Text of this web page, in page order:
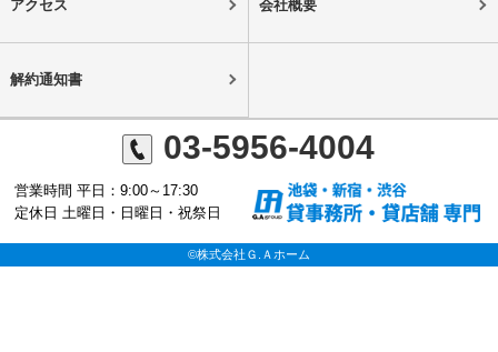
アクセス 会社概要
解約通知書
03-5956-4004
営業時間 平日：9:00～17:30
定休日 土曜日・日曜日・祝祭日
©株式会社Ｇ.Ａホーム